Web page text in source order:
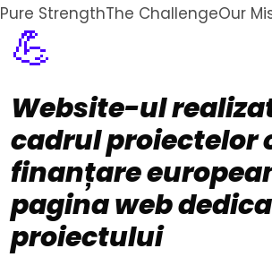
Pure StrengthThe ChallengeOur
💪
Website-ul
cadrul proiectelor
finanțare
pagina web
proiectului